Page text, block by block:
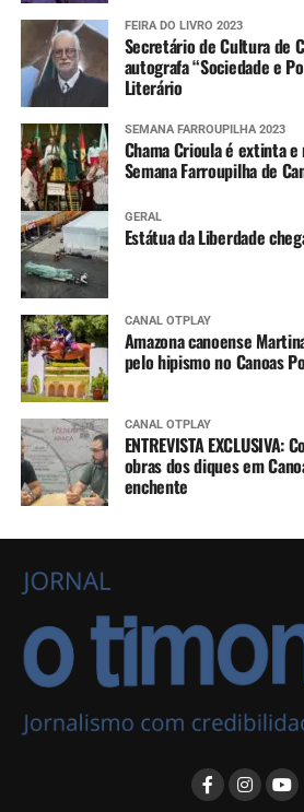
FEIRA DO LIVRO 2023
Secretário de Cultura de
autografa “Sociedade e
Literário
SEMANA FARROUPILHA 2023
Chama Crioula é extinta
Semana Farroupilha de
GERAL
Estátua da Liberdade
CANAL OTPLAY
Amazona canoense
pelo hipismo no Canoas
CANAL OTPLAY
ENTREVISTA
obras dos diques em
enchente